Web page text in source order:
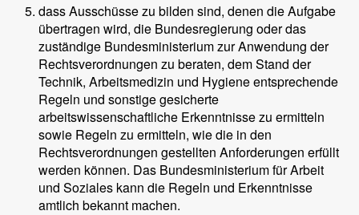
dass Ausschüsse zu bilden sind, denen die Aufgabe
übertragen wird, die Bundesregierung oder das
zuständige Bundesministerium zur Anwendung der
Rechtsverordnungen zu beraten, dem Stand der
Technik, Arbeitsmedizin und Hygiene entsprechende
Regeln und sonstige gesicherte
arbeitswissenschaftliche Erkenntnisse zu ermitteln
sowie Regeln zu ermitteln, wie die in den
Rechtsverordnungen gestellten Anforderungen erfüllt
werden können. Das Bundesministerium für Arbeit
und Soziales kann die Regeln und Erkenntnisse
amtlich bekannt machen.